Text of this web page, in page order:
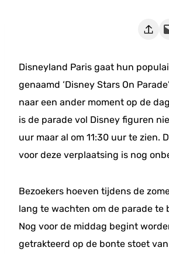
Deze
Disneyland Paris gaat hun
genaamd ‘Disney Stars On
naar een ander moment op de
is de parade vol Disney figuren
uur maar al om 11:30 uur te zien.
voor deze verplaatsing is nog
Bezoekers hoeven tijdens de
lang te wachten om de parade te
Nog voor de middag begint
getrakteerd op de bonte stoet